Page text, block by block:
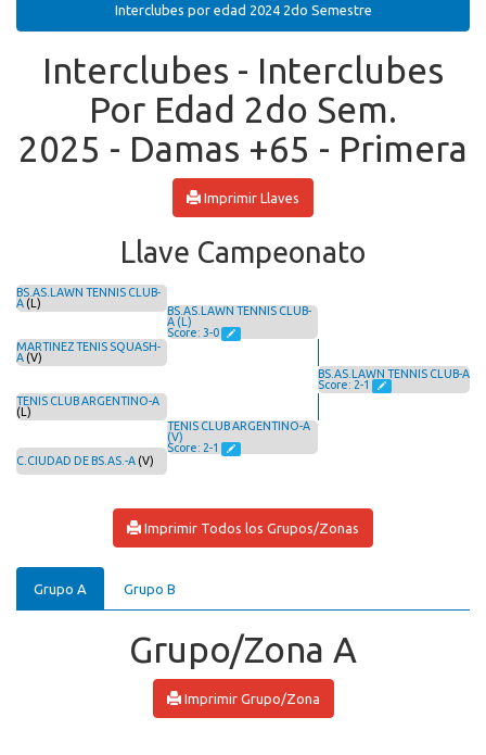
Interclubes por edad 2024 2do Semestre
Interclubes - Interclubes
Por Edad 2do Sem.
2025 - Damas +65 - Primera
Imprimir Llaves
Llave Campeonato
BS.AS.LAWN TENNIS CLUB-
A (L)
MARTINEZ TENIS SQUASH-
A (V)
TENIS CLUB ARGENTINO-A
(L)
C.CIUDAD DE BS.AS.-A (V)
BS.AS.LAWN TENNIS CLUB-
A (L)
Score: 3-0
TENIS CLUB ARGENTINO-A
(V)
Score: 2-1
BS.AS.LAWN TENNIS CLUB-A
Score: 2-1
Imprimir Todos los Grupos/Zonas
Grupo A Grupo B
Grupo/Zona A
Imprimir Grupo/Zona